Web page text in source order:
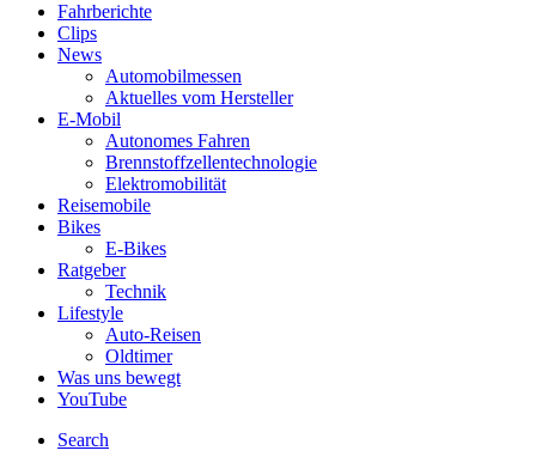
Fahrberichte
Clips
News
Automobilmessen
Aktuelles vom Hersteller
E-Mobil
Autonomes Fahren
Brennstoffzellentechnologie
Elektromobilität
Reisemobile
Bikes
E-Bikes
Ratgeber
Technik
Lifestyle
Auto-Reisen
Oldtimer
Was uns bewegt
YouTube
Search